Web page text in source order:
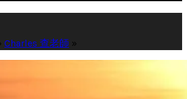
Charles 查老師 »